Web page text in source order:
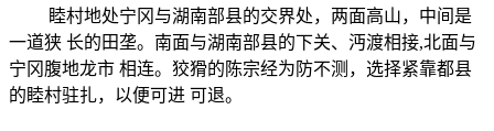
睦村地处宁冈与湖南部县的交界处，两面高山，中间是
一道狭 长的田垄。南面与湖南部县的下关、沔渡相接,北面与
宁冈腹地龙市 相连。狡猾的陈宗经为防不测，选择紧靠都县
的睦村驻扎，以便可进 可退。